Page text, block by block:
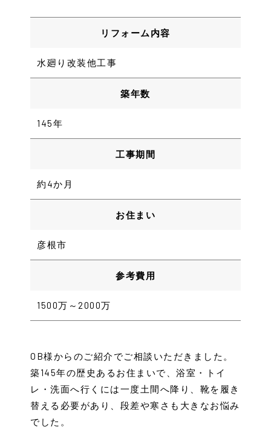
リフォーム内容
水廻り改装他工事
築年数
145年
工事期間
約4か月
お住まい
彦根市
参考費用
1500万～2000万
OB様からのご紹介でご相談いただきました。
築145年の歴史あるお住まいで、浴室・トイ
レ・洗面へ行くには一度土間へ降り、靴を履き
替える必要があり、段差や寒さも大きなお悩み
でした。